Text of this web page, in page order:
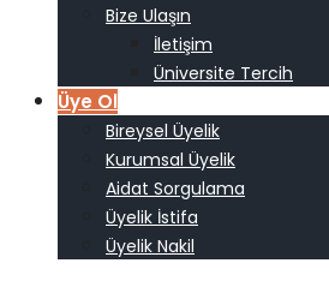
Bize Ulaşın
İletişim
Üniversite Tercih
Üye Ol
Bireysel Üyelik
Kurumsal Üyelik
Aidat Sorgulama
Üyelik İstifa
Üyelik Nakil